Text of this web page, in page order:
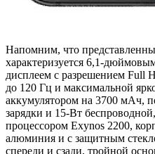
Напомним, что
характеризуется 6,1-
дисплеем с разрешением Full
до 120 Гц и максимальной
аккумулятором на 3700 мАч,
зарядки и 15-Вт
процессором Exynos 2200,
алюминия и с защитным
спереди и сзади, тройной